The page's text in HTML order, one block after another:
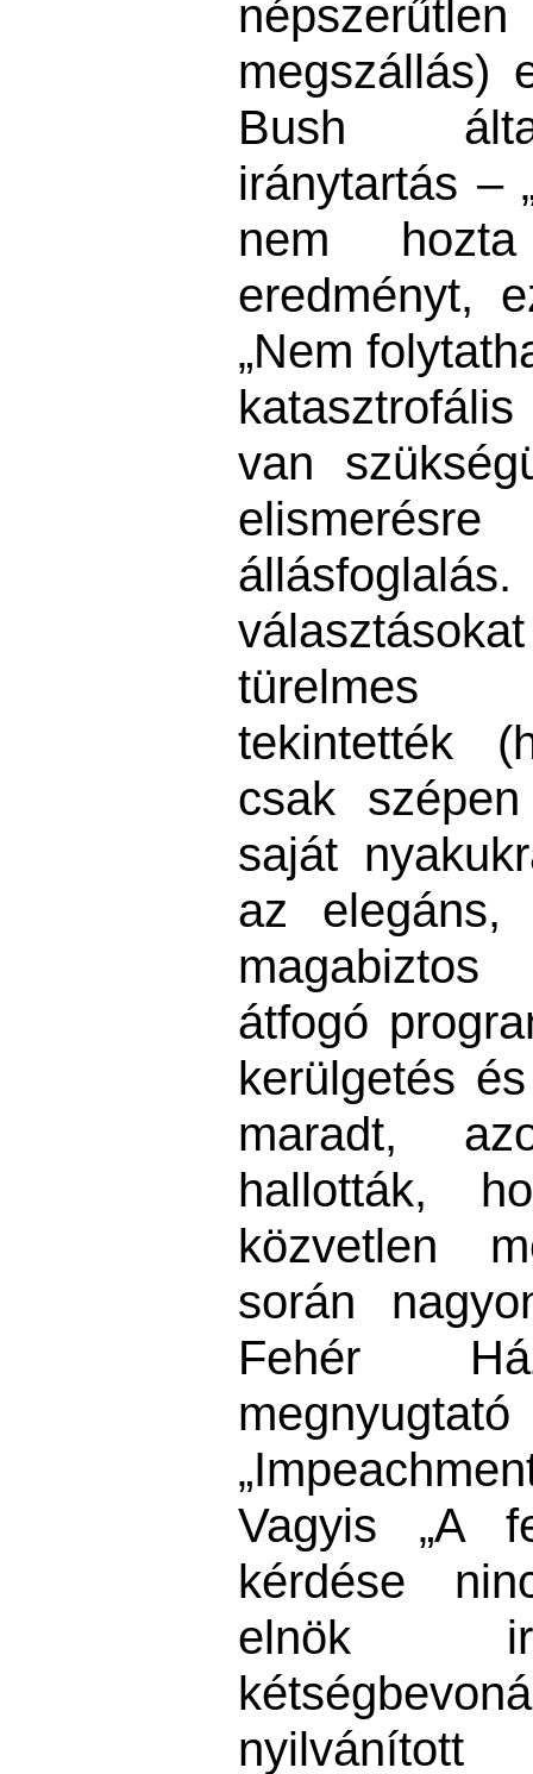
megszállás)
Bush
iránytartás –
nem
eredményt,
„Nem
van
türelmes
tekintették
csak
saját
az elegáns,
átfogó
kerülgetés
maradt,
hallották,
közvetlen
során
Fehér
Vagyis „A
kérdése
elnök